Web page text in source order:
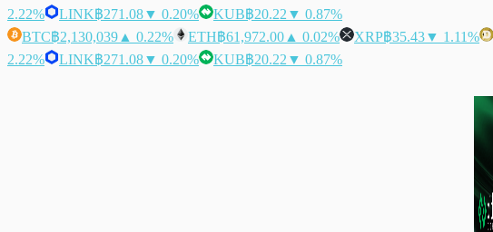
2.22%
LINK฿271.08▼ 0.20% KUB฿20.22 ▼ 0.87%
BTC฿2,130,039 ▲ 0.22% ETH฿61,972.00 ▲ 0.02% XRP฿35.43▼ 1.11%
2.22%
LINK฿271.08▼ 0.20% KUB฿20.22 ▼ 0.87%